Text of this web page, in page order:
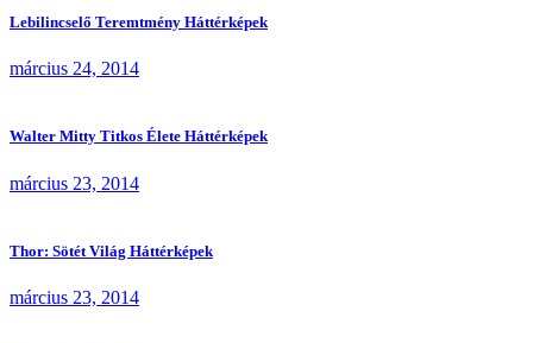
Lebilincselő Teremtmény Háttérképek
március 24, 2014
Walter Mitty Titkos Élete Háttérképek
március 23, 2014
Thor: Sötét Világ Háttérképek
március 23, 2014